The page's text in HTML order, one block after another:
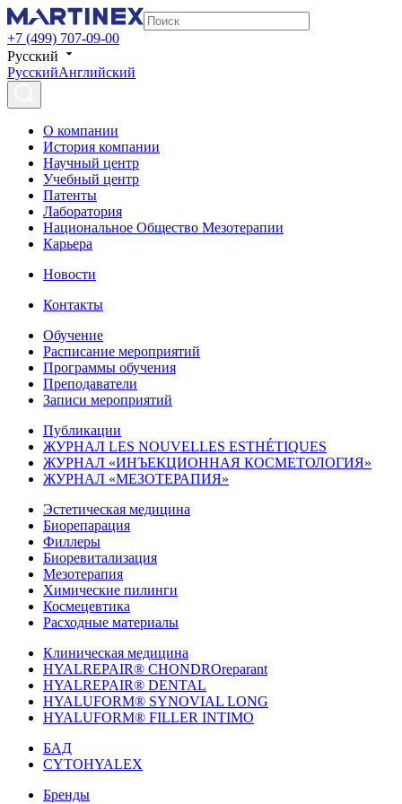
+7 (499) 707-09-00
Русский
РусскийАнглийский
О компании
История компании
Научный центр
Учебный центр
Патенты
Лаборатория
Национальное Общество Мезотерапии
Карьера
Новости
Контакты
Обучение
Расписание мероприятий
Программы обучения
Преподаватели
Записи мероприятий
Публикации
ЖУРНАЛ LES NOUVELLES ESTHÉTIQUES
ЖУРНАЛ «ИНЪЕКЦИОННАЯ КОСМЕТОЛОГИЯ»
ЖУРНАЛ «МЕЗОТЕРАПИЯ»
Эстетическая медицина
Биорепарация
Филлеры
Биоревитализация
Мезотерапия
Химические пилинги
Космецевтика
Расходные материалы
Клиническая медицина
HYALREPAIR® CHONDROreparant
HYALREPAIR® DENTAL
HYALUFORM® SYNOVIAL LONG
HYALUFORM® FILLER INTIMO
БАД
CYTOHYALEX
Бренды